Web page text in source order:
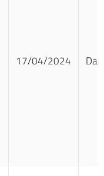
17/04/2024 Da